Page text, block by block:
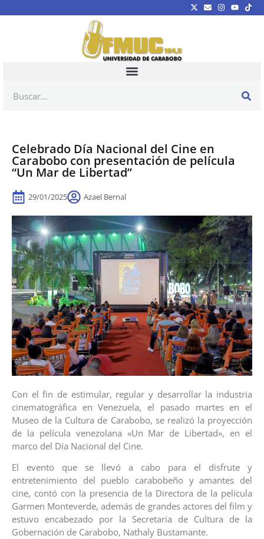
Celebrado Día Nacional del Cine en
Carabobo con presentación de película
“Un Mar de Libertad”
29/01/2025 Azael Bernal
Con el fin de estimular, regular y desarrollar la industria
cinematográfica en Venezuela, el pasado martes en el
Museo de la Cultura de Carabobo, se realizó la proyección
de la película venezolana «Un Mar de Libertad», en el
marco del Día Nacional del Cine.
El evento que se llevó a cabo para el disfrute y
entretenimiento del pueblo carabobeño y amantes del
cine, contó con la presencia de la Directora de la película
Garmen Monteverde, además de grandes actores del film y
estuvo encabezado por la Secretaria de Cultura de la
Gobernación de Carabobo, Nathaly Bustamante.